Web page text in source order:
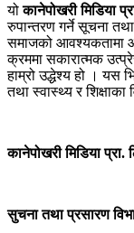
योकानेपोखरी मिडिया
रुपान्तरण गर्ने सूचना
समाजको आवश्यकतामा
क्रममा सकारात्मक
हाम्रो उद्धेश्य हो । यस
तथा स्वास्थ्य र शिक्षाका
कानेपोखरी मिडिया प्रा.
सुचना तथा प्रसारण